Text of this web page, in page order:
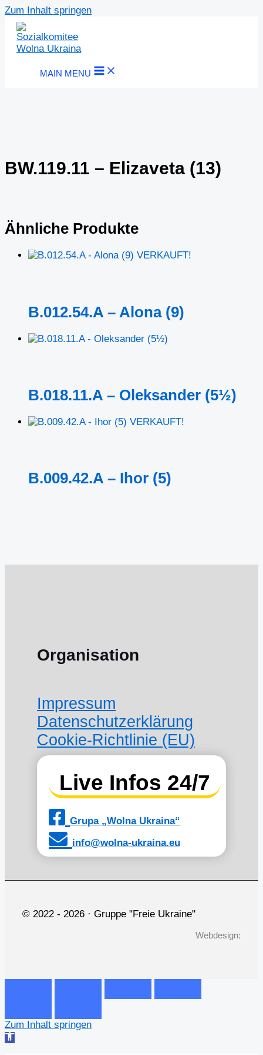
Zum Inhalt springen
MAIN MENU
BW.119.11 – Elizaveta (13)
Ähnliche Produkte
VERKAUFT!
B.012.54.A – Alona (9)
B.018.11.A – Oleksander (5½)
VERKAUFT!
B.009.42.A – Ihor (5)
Organisation
Impressum
Datenschutzerklärung
Cookie-Richtlinie (EU)
Live Infos 24/7
Grupa „Wolna Ukraina“
info@wolna-ukraina.eu
© 2022 - 2026 · Gruppe "Freie Ukraine"
Webdesign:
Zum Inhalt springen
Werkzeugleiste